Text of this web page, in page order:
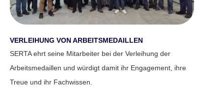
VERLEIHUNG VON ARBEITSMEDAILLEN
SERTA ehrt seine Mitarbeiter bei der Verleihung der
Arbeitsmedaillen und würdigt damit ihr Engagement, ihre
Treue und ihr Fachwissen.